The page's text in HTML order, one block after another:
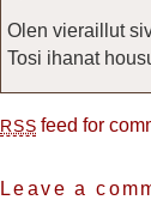
Olen vieraillut
Tosi ihanat
RSS feed for
Leave a